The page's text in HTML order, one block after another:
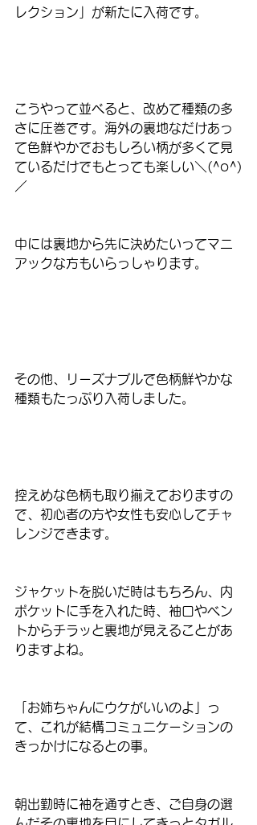
レクション」が新たに入荷です。
こうやって並べると、改めて種類の多
さに圧巻です。海外の裏地なだけあっ
て色鮮やかでおもしろい柄が多くて見
ているだけでもとっても楽しい＼(^o^)
／
中には裏地から先に決めたいってマニ
アックな方もいらっしゃります。
その他、リーズナブルで色柄鮮やかな
種類もたっぷり入荷しました。
控えめな色柄も取り揃えておりますの
で、初心者の方や女性も安心してチャ
レンジできます。
ジャケットを脱いだ時はもちろん、内
ポケットに手を入れた時、袖口やベン
トからチラッと裏地が見えることがあ
りますよね。
「お姉ちゃんにウケがいいのよ」っ
て、これが結構コミュニケーションの
きっかけになるとの事。
朝出勤時に袖を通すとき、ご自身の選